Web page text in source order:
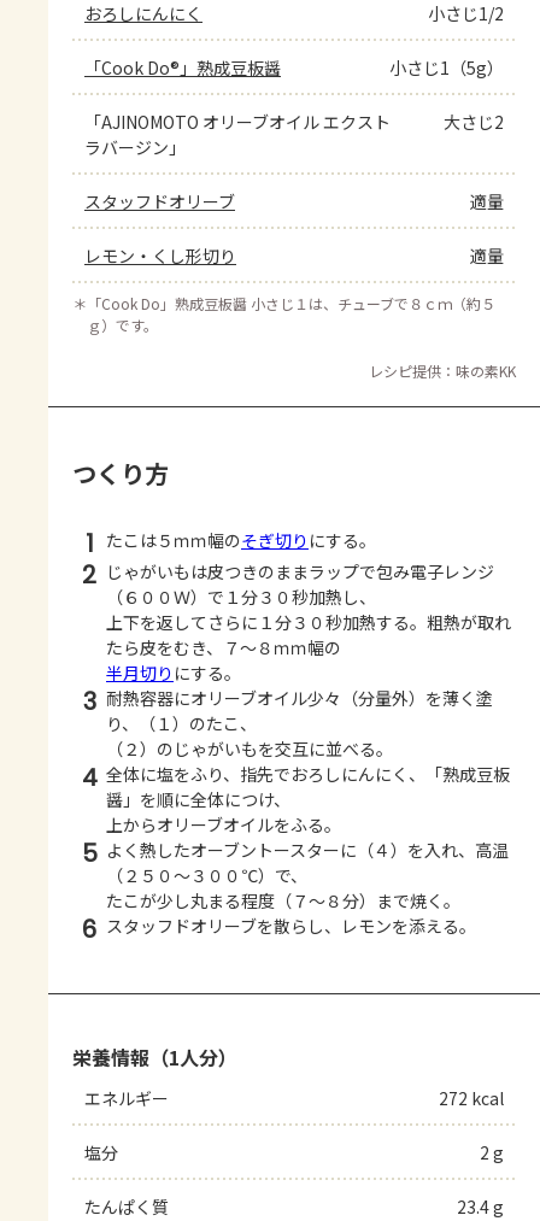
おろしにんにく 小さじ1/2
「Cook Do®」熟成豆板醤 小さじ1（5g）
「AJINOMOTO オリーブオイル エクスト
ラバージン」
大さじ2
スタッフドオリーブ 適量
レモン・くし形切り 適量
＊ 「Cook Do」熟成豆板醤 小さじ１は、チューブで８ｃｍ（約５
ｇ）です。
レシピ提供：味の素KK
つくり方
1 たこは５ｍｍ幅のそぎ切り にする。
2 じゃがいもは皮つきのままラップで包み電子レンジ
（６００Ｗ）で１分３０秒加熱し、
上下を返してさらに１分３０秒加熱する。粗熱が取れ
たら皮をむき、７～８ｍｍ幅の
半月切り にする。
3 耐熱容器にオリーブオイル少々（分量外）を薄く塗
り、（１）のたこ、
（２）のじゃがいもを交互に並べる。
4 全体に塩をふり、指先でおろしにんにく、「熟成豆板
醤」を順に全体につけ、
上からオリーブオイルをふる。
5 よく熱したオーブントースターに（４）を入れ、高温
（２５０～３００℃）で、
たこが少し丸まる程度（７～８分）まで焼く。
6 スタッフドオリーブを散らし、レモンを添える。
栄養情報（1人分）
エネルギー 272 kcal
塩分 2 g
たんぱく質 23.4 g